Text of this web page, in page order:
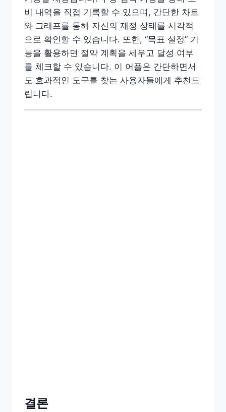
비 내역을 직접 기록할 수 있으며, 간단한 차트
와 그래프를 통해 자신의 재정 상태를 시각적
으로 확인할 수 있습니다. 또한, “목표 설정” 기
능을 활용하면 절약 계획을 세우고 달성 여부
를 체크할 수 있습니다. 이 어플은 간단하면서
도 효과적인 도구를 찾는 사용자들에게 추천드
립니다.
결론